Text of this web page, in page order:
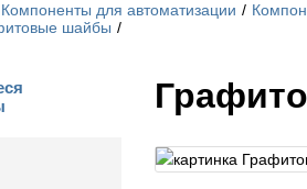
Компоненты для автоматизации
шайбы